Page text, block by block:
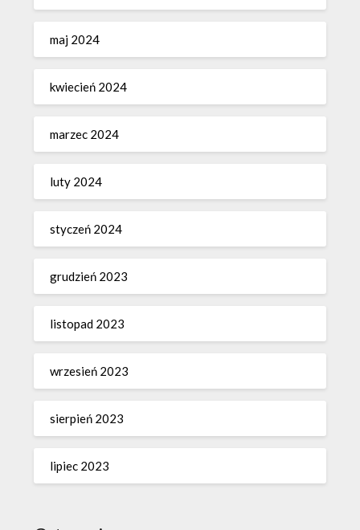
maj 2024
kwiecień 2024
marzec 2024
luty 2024
styczeń 2024
grudzień 2023
listopad 2023
wrzesień 2023
sierpień 2023
lipiec 2023